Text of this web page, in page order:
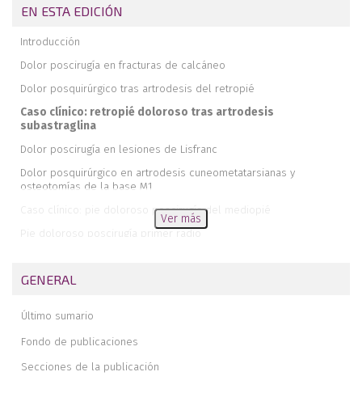
EN ESTA EDICIÓN
Introducción
Dolor poscirugía en fracturas de calcáneo
Dolor posquirúrgico tras artrodesis del retropié
Caso clínico: retropié doloroso tras artrodesis
subastraglina
Dolor poscirugía en lesiones de Lisfranc
Dolor posquirúrgico en artrodesis cuneometatarsianas y
osteotomías de la base M1
Caso clínico: pie doloroso poscirugía del mediopié
Pie doloroso poscirugía primer radio
Caso clínico: hallux rigidus bilateral. Tratamiento mediante
Tratamiento no quirúrgico del pie doloroso
Conclusiones
Ver más
GENERAL
Último sumario
Fondo de publicaciones
Secciones de la publicación